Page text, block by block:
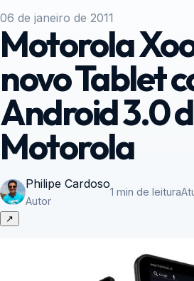
06 de janeiro de 2011
Motorola
novo Tablet
Android 3.0
Motorola
Philipe Cardoso
Autor
1 min de leitura
↗